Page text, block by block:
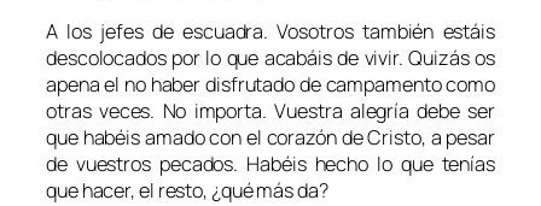
A los jefes de escuadra. Vosotros también estáis
descolocados por lo que acabáis de vivir. Quizás os
apena el no haber disfrutado de campamento como
otras veces. No importa. Vuestra alegría debe ser
que habéis amado con el corazón de Cristo, a pesar
de vuestros pecados. Habéis hecho lo que tenías
que hacer, el resto, ¿qué más da?